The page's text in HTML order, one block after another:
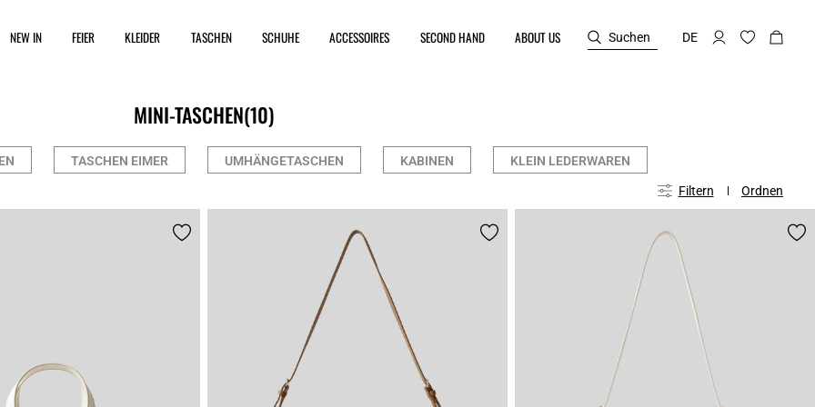
NEW IN FEIER KLEIDER TASCHEN SCHUHE ACCESSOIRES SECOND HAND ABOUT US Suchen DE
MINI-TASCHEN(10)
TASCHEN EIMER UMHÄNGETASCHEN KABINEN KLEIN LEDERWAREN
Filtern Ordnen